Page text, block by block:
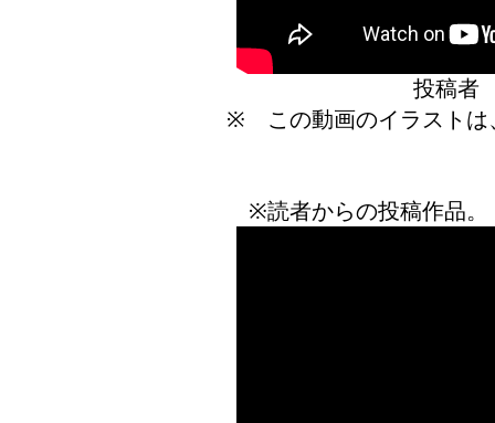
投稿
※ この動画のイラストは
※読者からの投稿作品